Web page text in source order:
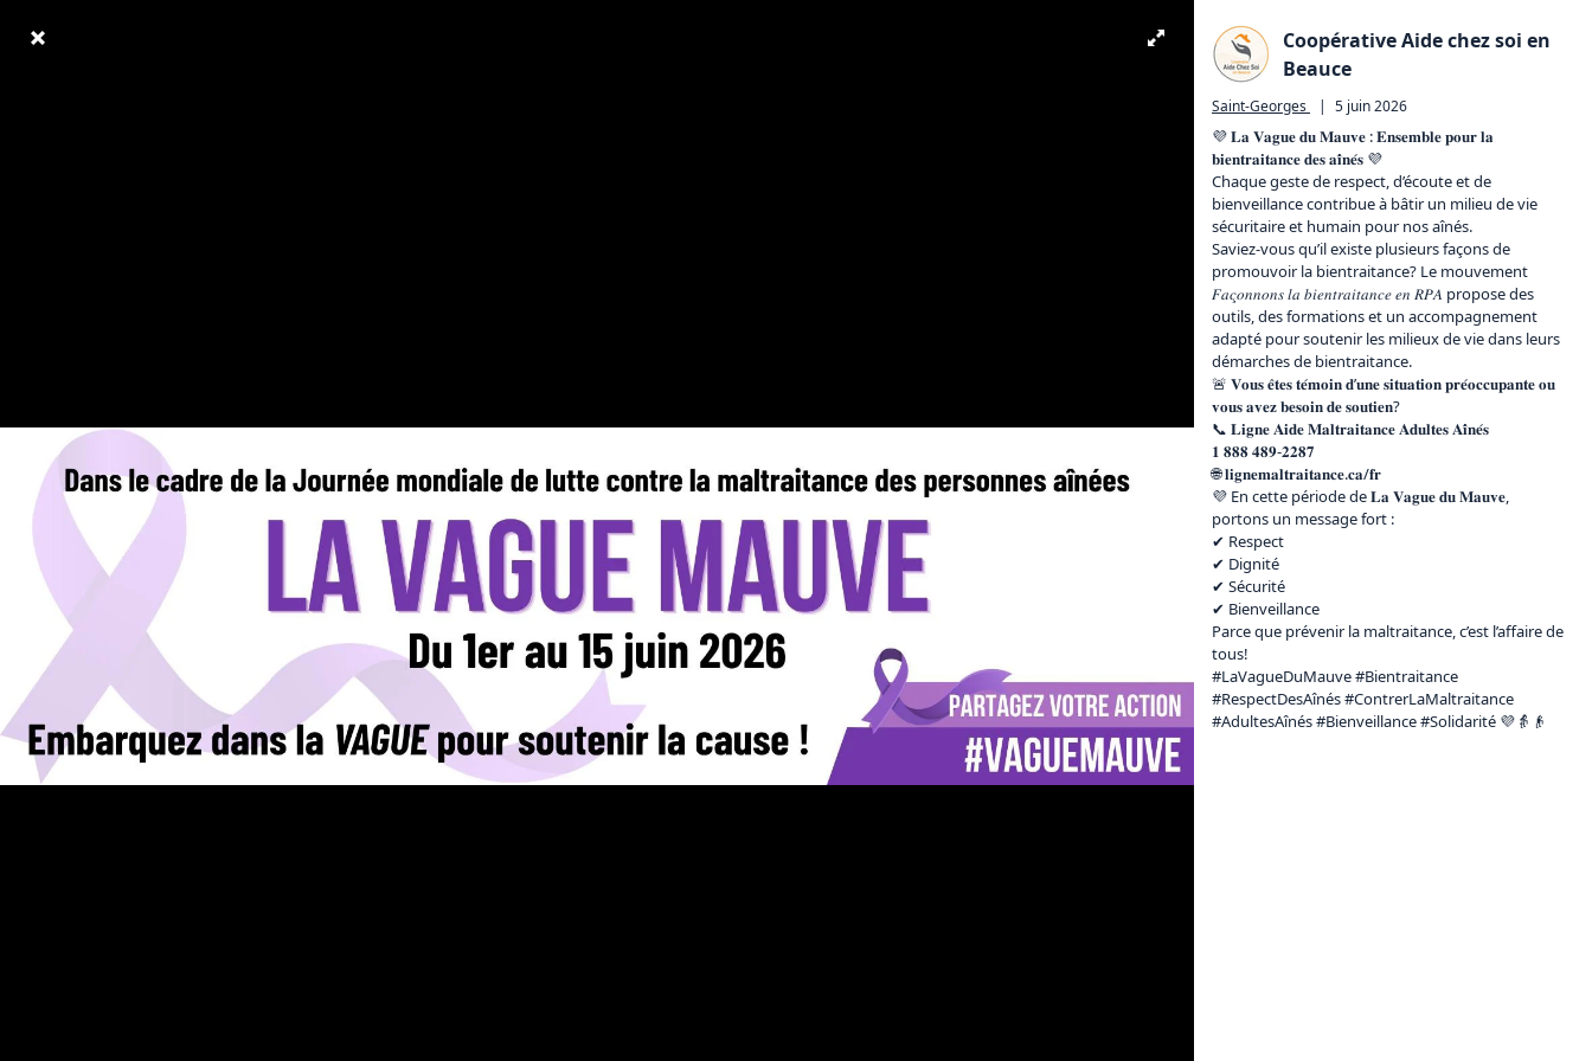
Coopérative Aide chez soi en
Beauce
Saint-Georges | 5 juin 2026
💜 𝐋𝐚 𝐕𝐚𝐠𝐮𝐞 𝐝𝐮 𝐌𝐚𝐮𝐯𝐞 : 𝐄𝐧𝐬𝐞𝐦𝐛𝐥𝐞 𝐩𝐨𝐮𝐫 𝐥𝐚
𝐛𝐢𝐞𝐧𝐭𝐫𝐚𝐢𝐭𝐚𝐧𝐜𝐞 𝐝𝐞𝐬 𝐚𝐢̂𝐧𝐞́𝐬 💜
Chaque geste de respect, d’écoute et de
bienveillance contribue à bâtir un milieu de vie
sécuritaire et humain pour nos aînés.
Saviez-vous qu’il existe plusieurs façons de
promouvoir la bientraitance? Le mouvement
𝐹𝑎𝑐̧𝑜𝑛𝑛𝑜𝑛𝑠 𝑙𝑎 𝑏𝑖𝑒𝑛𝑡𝑟𝑎𝑖𝑡𝑎𝑛𝑐𝑒 𝑒𝑛 𝑅𝑃𝐴 propose des
outils, des formations et un accompagnement
adapté pour soutenir les milieux de vie dans leurs
démarches de bientraitance.
🚨 𝐕𝐨𝐮𝐬 𝐞̂𝐭𝐞𝐬 𝐭𝐞́𝐦𝐨𝐢𝐧 𝐝’𝐮𝐧𝐞 𝐬𝐢𝐭𝐮𝐚𝐭𝐢𝐨𝐧 𝐩𝐫𝐞́𝐨𝐜𝐜𝐮𝐩𝐚𝐧𝐭𝐞 𝐨𝐮
𝐯𝐨𝐮𝐬 𝐚𝐯𝐞𝐳 𝐛𝐞𝐬𝐨𝐢𝐧 𝐝𝐞 𝐬𝐨𝐮𝐭𝐢𝐞𝐧?
📞 𝐋𝐢𝐠𝐧𝐞 𝐀𝐢𝐝𝐞 𝐌𝐚𝐥𝐭𝐫𝐚𝐢𝐭𝐚𝐧𝐜𝐞 𝐀𝐝𝐮𝐥𝐭𝐞𝐬 𝐀𝐢̂𝐧𝐞́𝐬
𝟏 𝟖𝟖𝟖 𝟒𝟖𝟗-𝟐𝟐𝟖𝟕
🌐 𝐥𝐢𝐠𝐧𝐞𝐦𝐚𝐥𝐭𝐫𝐚𝐢𝐭𝐚𝐧𝐜𝐞.𝐜𝐚/𝐟𝐫
💜 En cette période de 𝐋𝐚 𝐕𝐚𝐠𝐮𝐞 𝐝𝐮 𝐌𝐚𝐮𝐯𝐞,
portons un message fort :
✔ Respect
✔ Dignité
✔ Sécurité
✔ Bienveillance
Parce que prévenir la maltraitance, c’est l’affaire de
tous!
#LaVagueDuMauve #Bientraitance
#RespectDesAînés #ContrerLaMaltraitance
#AdultesAînés #Bienveillance #Solidarité 💜👵👴